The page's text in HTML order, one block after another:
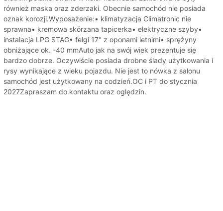
również maska oraz zderzaki. Obecnie samochód nie posiada
oznak korozji.Wyposażenie:• klimatyzacja Climatronic nie
sprawna• kremowa skórzana tapicerka• elektryczne szyby•
instalacja LPG STAG• felgi 17" z oponami letnimi• sprężyny
obniżające ok. -40 mmAuto jak na swój wiek prezentuje się
bardzo dobrze. Oczywiście posiada drobne ślady użytkowania i
rysy wynikające z wieku pojazdu. Nie jest to nówka z salonu
samochód jest użytkowany na codzień.OC i PT do stycznia
2027Zapraszam do kontaktu oraz oględzin.